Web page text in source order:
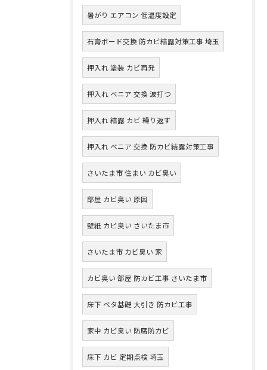
暑がり エアコン 低温度設定
石膏ボード交換 防カビ結露対策工事 埼玉
押入れ 塗装 カビ再発
押入れ ベニア 交換 波打つ
押入れ 結露 カビ 繰り返す
押入れ ベニア 交換 防カビ結露対策工事
さいたま市 住まい カビ臭い
部屋 カビ臭い 原因
壁紙 カビ臭い さいたま市
さいたま市 カビ臭い 家
カビ臭い 部屋 防カビ工事 さいたま市
床下 ベタ基礎 大引き 防カビ工事
家中 カビ臭い 防腐防カビ
床下 カビ 定期点検 埼玉